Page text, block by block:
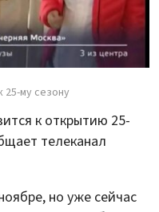
25-му сезону
к открытию 25-
телеканал
но уже сейчас